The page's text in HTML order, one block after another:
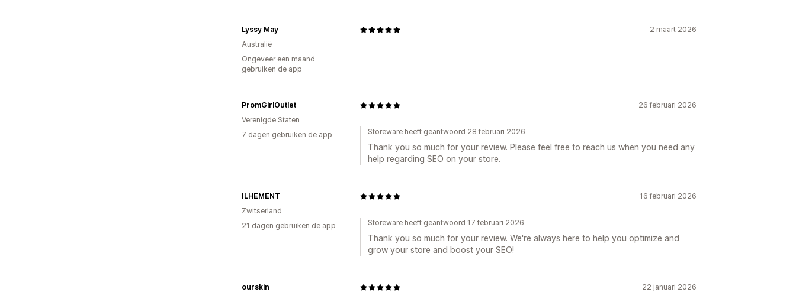
2 maart 2026
Lyssy May
Australië
Ongeveer een maand
gebruiken de app
26 februari 2026
PromGirlOutlet
Verenigde Staten
7 dagen gebruiken de app
Storeware heeft geantwoord 28 februari 2026
Thank you so much for your review. Please feel free to reach us when you need any
help regarding SEO on your store.
16 februari 2026
ILHEMENT
Zwitserland
21 dagen gebruiken de app
Storeware heeft geantwoord 17 februari 2026
Thank you so much for your review. We're always here to help you optimize and
grow your store and boost your SEO!
22 januari 2026
ourskin